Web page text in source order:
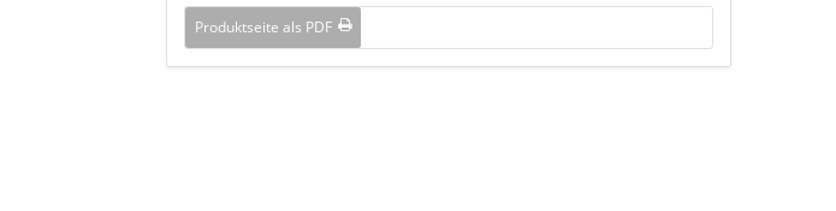
Produktseite als PDF